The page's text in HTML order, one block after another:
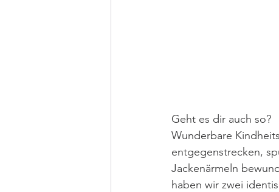
Geht es dir auch so?
Wunderbare
entgegenstrecken,
Jackenärmeln
haben wir zwei